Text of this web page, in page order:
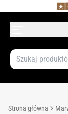
Strona główna